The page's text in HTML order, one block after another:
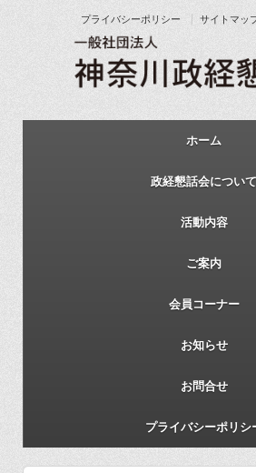
プライバシーポリシー サイトマッ
ホーム
政経懇話会について
活動内容
ご案内
会員コーナー
お知らせ
お問合せ
プライバシーポリシ